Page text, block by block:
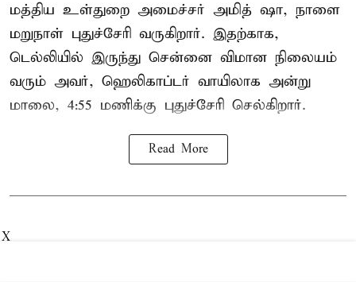
மத்திய உள்துறை அமைச்சர் அமித் ஷா, நாளை
மறுநாள் புதுச்சேரி வருகிறார். இதற்காக,
டெல்லியில் இருந்து சென்னை விமான நிலையம்
வரும் அவர், ஹெலிகாப்டர் வாயிலாக அன்று
மாலை, 4:55 மணிக்கு புதுச்சேரி செல்கிறார்.
Read More
X